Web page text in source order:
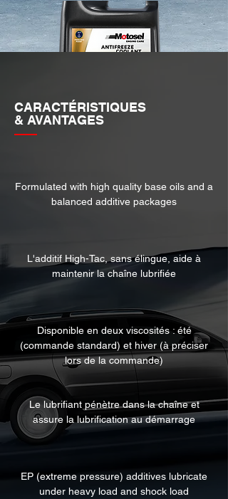
GET A QUOTE
CARACTÉRISTIQUES
& AVANTAGES
Formulated with high quality base oils and a
balanced additive packages
L'additif High-Tac, sans élingue, aide à
maintenir la chaîne lubrifiée
Disponible en deux viscosités : été
(commande standard) et hiver (à préciser
lors de la commande)
Le lubrifiant pénètre dans la chaîne et
assure la lubrification au démarrage
EP (extreme pressure) additives lubricate
under heavy load and shock load